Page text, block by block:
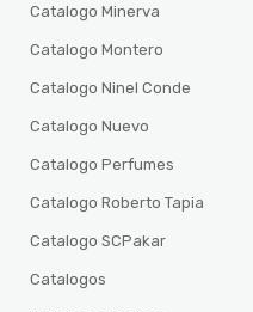
Catalogo Minerva
Catalogo Montero
Catalogo Ninel Conde
Catalogo Nuevo
Catalogo Perfumes
Catalogo Roberto Tapia
Catalogo SCPakar
Catalogos